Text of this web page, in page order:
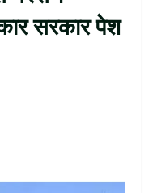
सरकार पेश